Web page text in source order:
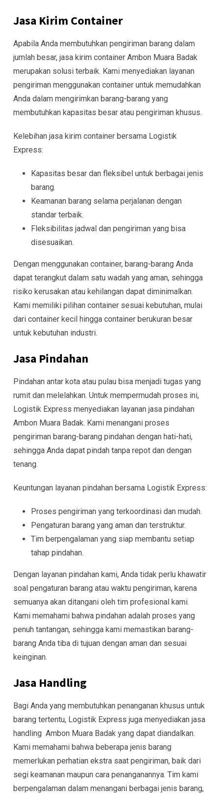
Jasa Kirim Container
Apabila Anda membutuhkan pengiriman barang dalam
jumlah besar, jasa kirim container Ambon Muara Badak
merupakan solusi terbaik. Kami menyediakan layanan
pengiriman menggunakan container untuk memudahkan
Anda dalam mengirimkan barang-barang yang
membutuhkan kapasitas besar atau pengiriman khusus.
Kelebihan jasa kirim container bersama Logistik
Express:
Kapasitas besar dan fleksibel untuk berbagai jenis
barang.
Keamanan barang selama perjalanan dengan
standar terbaik.
Fleksibilitas jadwal dan pengiriman yang bisa
disesuaikan.
Dengan menggunakan container, barang-barang Anda
dapat terangkut dalam satu wadah yang aman, sehingga
risiko kerusakan atau kehilangan dapat diminimalkan.
Kami memiliki pilihan container sesuai kebutuhan, mulai
dari container kecil hingga container berukuran besar
untuk kebutuhan industri.
Jasa Pindahan
Pindahan antar kota atau pulau bisa menjadi tugas yang
rumit dan melelahkan. Untuk mempermudah proses ini,
Logistik Express menyediakan layanan jasa pindahan
Ambon Muara Badak. Kami menangani proses
pengiriman barang-barang pindahan dengan hati-hati,
sehingga Anda dapat pindah tanpa repot dan dengan
tenang.
Keuntungan layanan pindahan bersama Logistik Express:
Proses pengiriman yang terkoordinasi dan mudah.
Pengaturan barang yang aman dan terstruktur.
Tim berpengalaman yang siap membantu setiap
tahap pindahan.
Dengan layanan pindahan kami, Anda tidak perlu khawatir
soal pengaturan barang atau waktu pengiriman, karena
semuanya akan ditangani oleh tim profesional kami.
Kami memahami bahwa pindahan adalah proses yang
penuh tantangan, sehingga kami memastikan barang-
barang Anda tiba di tujuan dengan aman dan sesuai
keinginan.
Jasa Handling
Bagi Anda yang membutuhkan penanganan khusus untuk
barang tertentu, Logistik Express juga menyediakan jasa
handling Ambon Muara Badak yang dapat diandalkan.
Kami memahami bahwa beberapa jenis barang
memerlukan perhatian ekstra saat pengiriman, baik dari
segi keamanan maupun cara penanganannya. Tim kami
berpengalaman dalam menangani berbagai jenis barang,